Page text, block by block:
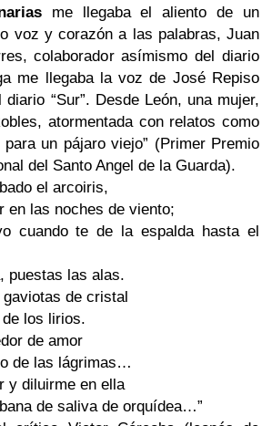
me llegaba el aliento de un
voz y corazón a las palabras, Juan
colaborador asímismo del diario
me llegaba la voz de José Repiso
“Sur”. Desde León, una mujer,
atormentada con relatos como
un pájaro viejo” (Primer Premio
del Santo Angel de la Guarda).
el arcoiris,
en las noches de viento;
cuando te de la espalda hasta el
puestas las alas.
de cristal
los lirios.
de amor
de las lágrimas…
y diluirme en ella
de saliva de orquídea…”